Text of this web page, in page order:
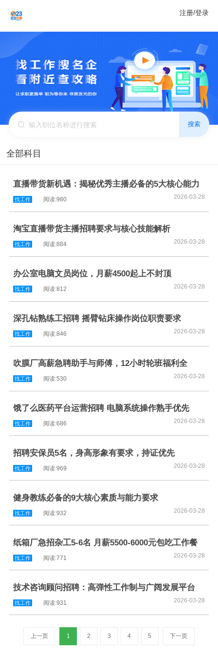
注册/登录
搜索
全部科目
直播带货新机遇：揭秘优秀主播必备的5大核心能力
找工作 阅读:980 2026-03-28
淘宝直播带货主播招聘要求与核心技能解析
找工作 阅读:884 2026-03-28
办公室电脑文员岗位，月薪4500起上不封顶
找工作 阅读:812 2026-03-28
深孔钻熟练工招聘 摇臂钻床操作岗位职责要求
找工作 阅读:846 2026-03-28
吹膜厂高薪急聘助手与师傅，12小时轮班福利全
找工作 阅读:530 2026-03-28
饿了么医药平台运营招聘 电脑系统操作熟手优先
找工作 阅读:686 2026-03-28
招聘安保员5名，身高形象有要求，持证优先
找工作 阅读:969 2026-03-28
健身教练必备的9大核心素质与能力要求
找工作 阅读:932 2026-03-28
纸箱厂急招杂工5-6名 月薪5500-6000元包吃工作餐
找工作 阅读:771 2026-03-28
技术咨询顾问招聘：高弹性工作制与广阔发展平台
找工作 阅读:931 2026-03-28
上一页 1 2 3 4 5 下一页